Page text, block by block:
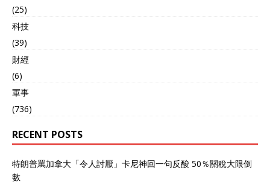
(25)
科技
(39)
財經
(6)
軍事
(736)
RECENT POSTS
特朗普罵加拿大「令人討厭」卡尼神回一句反酸 50％關稅大限倒
數